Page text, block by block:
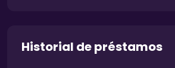
Historial de préstamos